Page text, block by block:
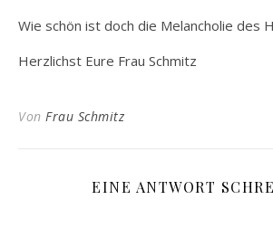
Wie schön ist doch die Melancholie des
Herzlichst Eure Frau Schmitz
Von Frau Schmitz
EINE ANTWORT